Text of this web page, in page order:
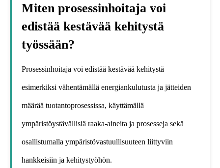
Miten prosessinhoitaja voi
edistää kestävää kehitystä
työssään?
Prosessinhoitaja voi edistää kestävää kehitystä
esimerkiksi vähentämällä energiankulutusta ja jätteiden
määrää tuotantoprosessissa, käyttämällä
ympäristöystävällisiä raaka-aineita ja prosesseja sekä
osallistumalla ympäristövastuullisuuteen liittyviin
hankkeisiin ja kehitystyöhön.